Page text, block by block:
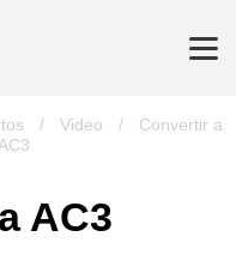
/ Video /
Convertir a
AC3